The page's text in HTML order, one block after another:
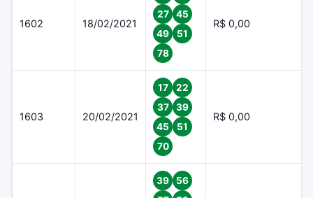
1602 18/02/2021
27
45
49
51
78
R$ 0,00
1603 20/02/2021
17
22
37
39
45
51
70
R$ 0,00
39
56